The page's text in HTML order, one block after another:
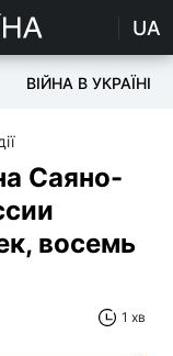
UA
ВІЙНА В УКРАЇНІ
Саяно-
восемь
1 хв